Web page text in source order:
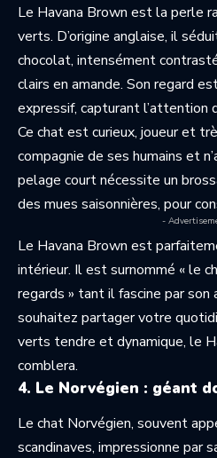
Le Havana Brown est la perle
verts. D’origine anglaise, il
chocolat, intensément
clairs en amande. Son regard
expressif, capturant l’attention
Ce chat est curieux, joueur et
compagnie de ses humains et
pelage court nécessite un
des mues saisonnières, pour
-
Le Havana Brown est
intérieur. Il est surnommé « le
regards » tant il fascine par son
souhaitez partager votre
verts tendre et dynamique, le
comblera.
4. Le Norvégien : géant
Le chat Norvégien, souvent
scandinaves, impressionne par